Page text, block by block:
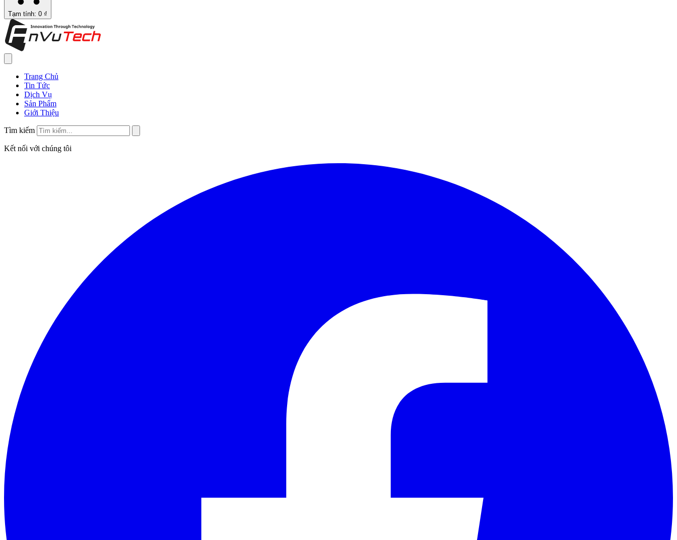
Tạm tính: 0 ₫
Trang Chủ
Tin Tức
Dịch Vụ
Sản Phẩm
Giới Thiệu
Tìm kiếm
Kết nối với chúng tôi